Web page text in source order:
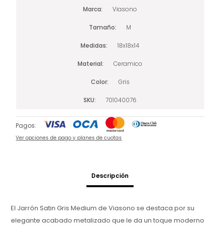
Marca Viasono
Tamaño M
Medidas 18x18x14
Material Ceramico
Color Gris
SKU 701040076
Pagos:
Ver opciones de pago y planes de cuotas
Descripción
El Jarrón Satin Gris Medium de Viasono se destaca por su
elegante acabado metalizado que le da un toque moderno